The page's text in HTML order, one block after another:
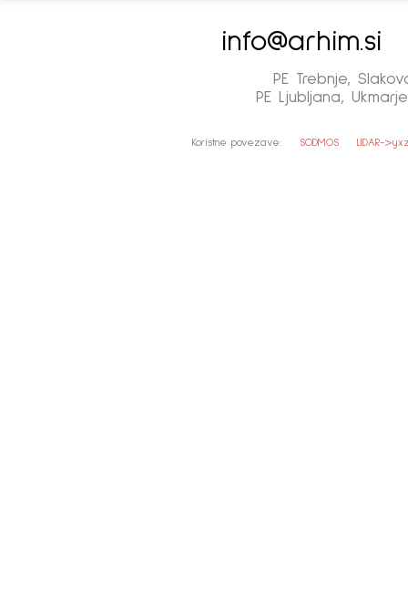
info@arhim.si
PE Trebnje,
PE Ljubljana,
Koristne povezave: SODMOS LIDAR-